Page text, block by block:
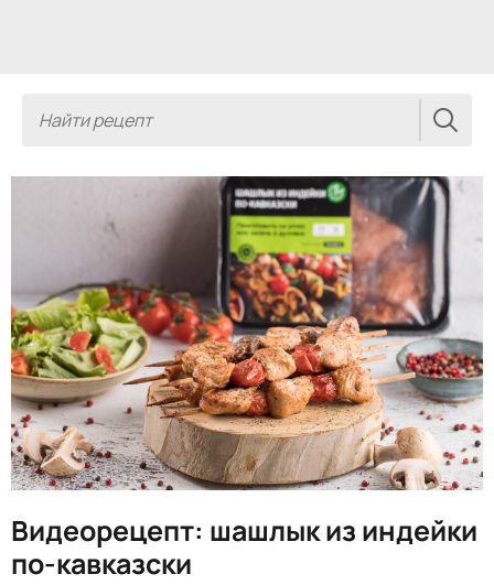
Видеорецепт: шашлык из индейки
по-кавказски